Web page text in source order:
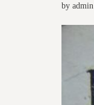
by admin